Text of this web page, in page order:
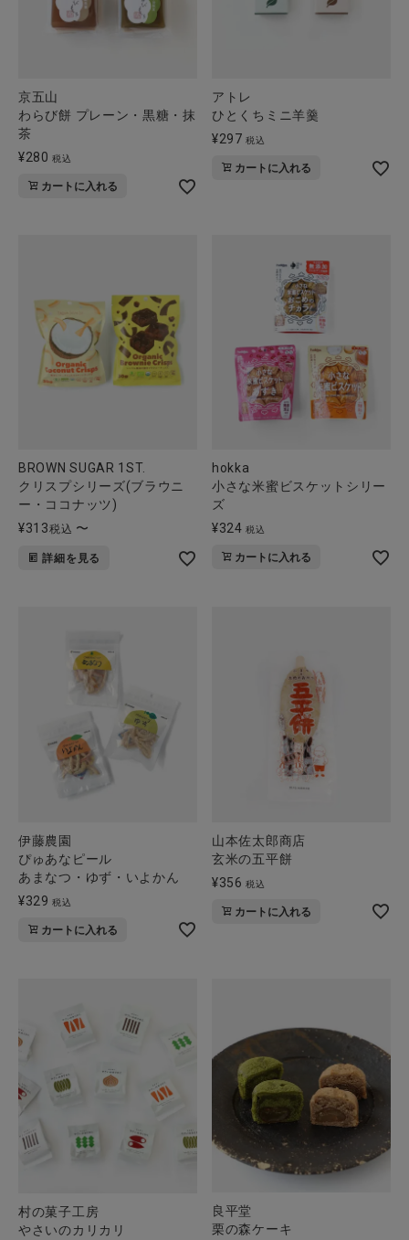
京五山
わらび餅 プレーン・黒糖・抹
茶
¥280 税込
カートに入れる
アトレ
ひとくちミニ羊羹
¥297 税込
カートに入れる
BROWN SUGAR 1ST.
クリスプシリーズ(ブラウニ
ー・ココナッツ)
¥313税込 〜
詳細を見る
hokka
小さな米蜜ビスケットシリー
ズ
¥324 税込
カートに入れる
伊藤農園
ぴゅあなピール
あまなつ・ゆず・いよかん
¥329 税込
カートに入れる
山本佐太郎商店
玄米の五平餅
¥356 税込
カートに入れる
村の菓子工房
やさいのカリカリ
良平堂
栗の森ケーキ